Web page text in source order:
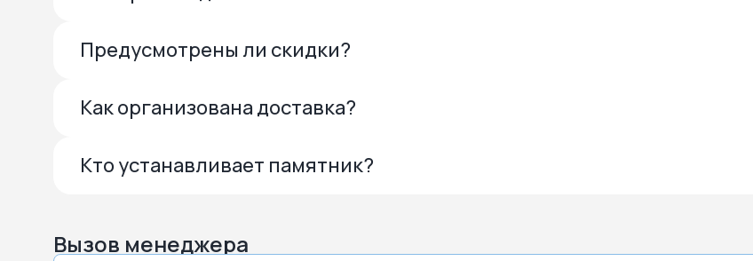
Предусмотрены ли скидки?
Как организована доставка?
Кто устанавливает памятник?
Вызов менеджера